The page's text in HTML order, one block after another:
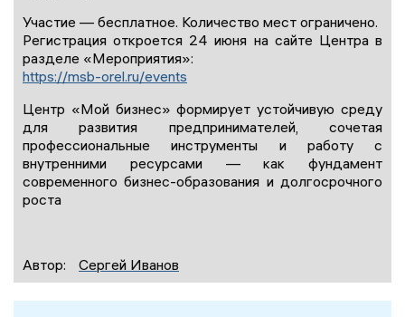
Участие — бесплатное. Количество мест ограничено.
Регистрация откроется 24 июня на сайте Центра в
разделе «Мероприятия»:
https://msb-orel.ru/events
Центр «Мой бизнес» формирует устойчивую среду
для развития предпринимателей, сочетая
профессиональные инструменты и работу с
внутренними ресурсами — как фундамент
современного бизнес-образования и долгосрочного
роста
Автор: Сергей Иванов